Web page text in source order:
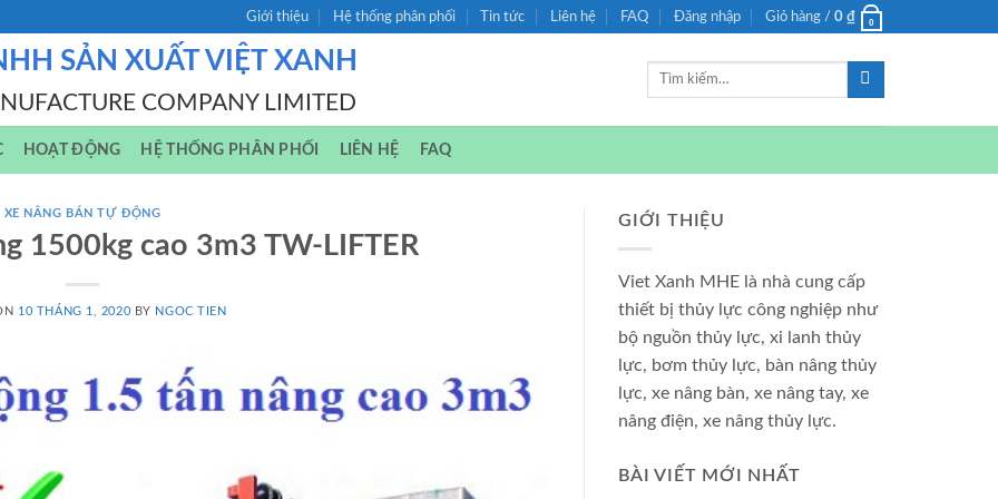
Giới thiệu Hệ thống phân phối Tin tức Liên hệ FAQ Đăng nhập Giỏ hàng / 0 ₫ 0
SẢN XUẤT VIỆT XANH
COMPANY LIMITED
Tìm
HOẠT ĐỘNG HỆ THỐNG PHÂN PHỐI LIÊN HỆ FAQ
XE NÂNG BÁN TỰ ĐỘNG
1500kg cao 3m3 TW-LIFTER
10 THÁNG 1, 2020 BY NGOC TIEN
GIỚI THIỆU
Viet Xanh MHE là nhà cung cấp
thiết bị thủy lực công nghiệp như
bộ nguồn thủy lực, xi lanh thủy
lực, bơm thủy lực, bàn nâng thủy
lực, xe nâng bàn, xe nâng tay, xe
nâng điện, xe nâng thủy lực.
BÀI VIẾT MỚI NHẤT